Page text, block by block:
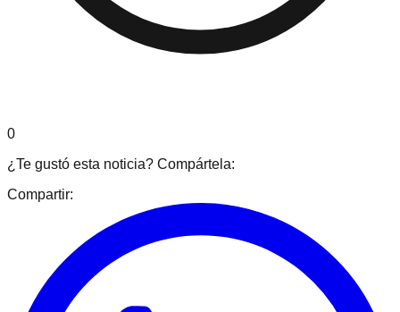
0
¿Te gustó esta noticia? Compártela:
Compartir: